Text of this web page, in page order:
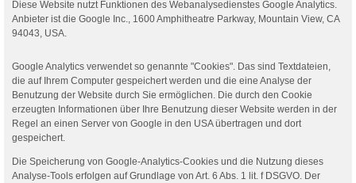
Diese Website nutzt Funktionen des Webanalysedienstes Google Analytics.
Anbieter ist die Google Inc., 1600 Amphitheatre Parkway, Mountain View, CA
94043, USA.
Google Analytics verwendet so genannte "Cookies". Das sind Textdateien,
die auf Ihrem Computer gespeichert werden und die eine Analyse der
Benutzung der Website durch Sie ermöglichen. Die durch den Cookie
erzeugten Informationen über Ihre Benutzung dieser Website werden in der
Regel an einen Server von Google in den USA übertragen und dort
gespeichert.
Die Speicherung von Google-Analytics-Cookies und die Nutzung dieses
Analyse-Tools erfolgen auf Grundlage von Art. 6 Abs. 1 lit. f DSGVO. Der